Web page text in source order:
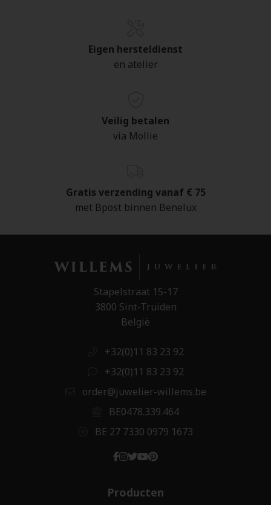
Eigen hersteldienst
en atelier
Veilig betalen
via Mollie
Gratis verzending vanaf € 75
met Bpost binnen Benelux
Stapelstraat 15-17
3800 Sint-Truiden
België
+32(0)11 83 23 92
+32(0)11 83 23 92
order@juwelier-willems.be
BE0478.339.464
BE 27 7330 0979 1673
Producten